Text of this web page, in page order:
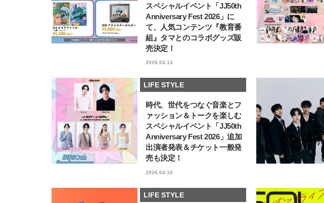
スペシャルイベント「JJ50th
Anniversary Fest 2026」に
て、人気コンテンツ『教育番
組』タマとのコラボグッズ販
売決定！
2026.04.13
LIFE STYLE
時代、世代をつなぐ音楽とフ
ァッション＆トークを楽しむ
スペシャルイベント「JJ50th
Anniversary Fest 2026」追加
出演者発表＆チケット一般発
売も決定！
2026.04.10
LIFE STYLE